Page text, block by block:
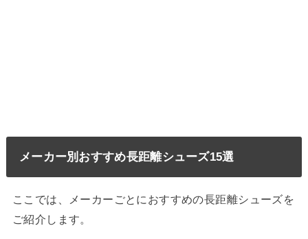
メーカー別おすすめ長距離シューズ15選
ここでは、メーカーごとにおすすめの長距離シューズを
ご紹介します。